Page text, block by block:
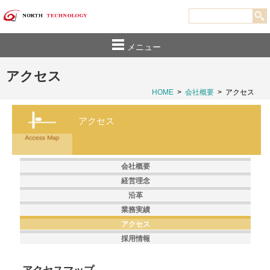
メニュー
アクセス
HOME > 会社概要 > アクセス
アクセス
会社概要
経営理念
沿革
業務実績
アクセス
採用情報